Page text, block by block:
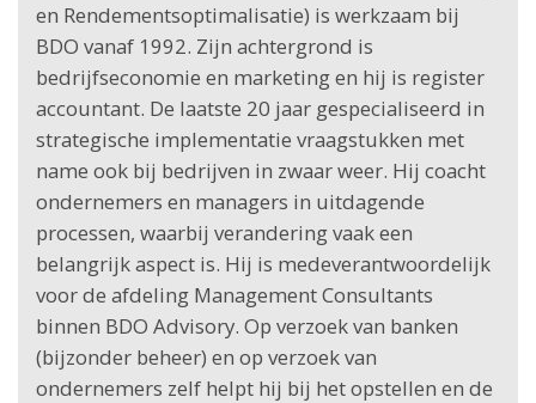
en Rendementsoptimalisatie) is werkzaam bij
BDO vanaf 1992. Zijn achtergrond is
bedrijfseconomie en marketing en hij is register
accountant. De laatste 20 jaar gespecialiseerd in
strategische implementatie vraagstukken met
name ook bij bedrijven in zwaar weer. Hij coacht
ondernemers en managers in uitdagende
processen, waarbij verandering vaak een
belangrijk aspect is. Hij is medeverantwoordelijk
voor de afdeling Management Consultants
binnen BDO Advisory. Op verzoek van banken
(bijzonder beheer) en op verzoek van
ondernemers zelf helpt hij bij het opstellen en de